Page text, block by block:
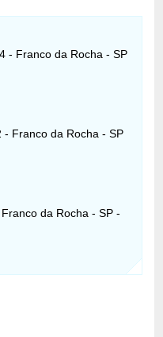
- Franco da Rocha - SP
- Franco da Rocha - SP
da Rocha - SP -